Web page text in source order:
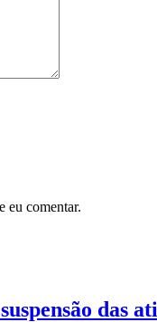
eu comentar.
das